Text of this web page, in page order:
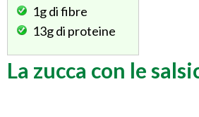
1gdi fibre
13gdi proteine
La zucca con le